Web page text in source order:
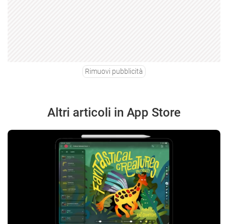
Rimuovi pubblicità
Altri articoli in App Store